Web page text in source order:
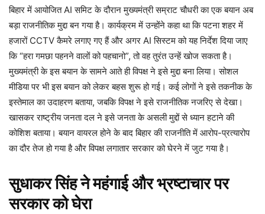
बिहार में आयोजित AI समिट के दौरान मुख्यमंत्री सम्राट चौधरी का एक बयान अब
बड़ा राजनीतिक मुद्दा बन गया है। कार्यक्रम में उन्होंने कहा था कि पटना शहर में
हजारों CCTV कैमरे लगाए गए हैं और अगर AI सिस्टम को यह निर्देश दिया जाए
कि “हरा गमछा पहनने वालों को पहचानो”, तो वह तुरंत उन्हें खोज सकता है।
मुख्यमंत्री के इस बयान के सामने आते ही विपक्ष ने इसे मुद्दा बना लिया। सोशल
मीडिया पर भी इस बयान को लेकर बहस शुरू हो गई। कई लोगों ने इसे तकनीक के
इस्तेमाल का उदाहरण बताया, जबकि विपक्ष ने इसे राजनीतिक नजरिए से देखा।
खासकर राष्ट्रीय जनता दल ने इसे जनता के असली मुद्दों से ध्यान हटाने की
कोशिश बताया। बयान वायरल होने के बाद बिहार की राजनीति में आरोप-प्रत्यारोप
का दौर तेज हो गया है और विपक्ष लगातार सरकार को घेरने में जुट गया है।
सुधाकर सिंह ने महंगाई और भ्रष्टाचार पर
सरकार को घेरा